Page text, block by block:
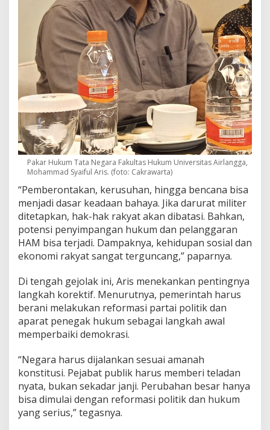
Pakar Hukum Tata Negara Fakultas Hukum Universitas Airlangga,
Mohammad Syaiful Aris. (foto: Cakrawarta)
“Pemberontakan, kerusuhan, hingga bencana bisa
menjadi dasar keadaan bahaya. Jika darurat militer
ditetapkan, hak-hak rakyat akan dibatasi. Bahkan,
potensi penyimpangan hukum dan pelanggaran
HAM bisa terjadi. Dampaknya, kehidupan sosial dan
ekonomi rakyat sangat terguncang,” paparnya.
Di tengah gejolak ini, Aris menekankan pentingnya
langkah korektif. Menurutnya, pemerintah harus
berani melakukan reformasi partai politik dan
aparat penegak hukum sebagai langkah awal
memperbaiki demokrasi.
“Negara harus dijalankan sesuai amanah
konstitusi. Pejabat publik harus memberi teladan
nyata, bukan sekadar janji. Perubahan besar hanya
bisa dimulai dengan reformasi politik dan hukum
yang serius,” tegasnya.